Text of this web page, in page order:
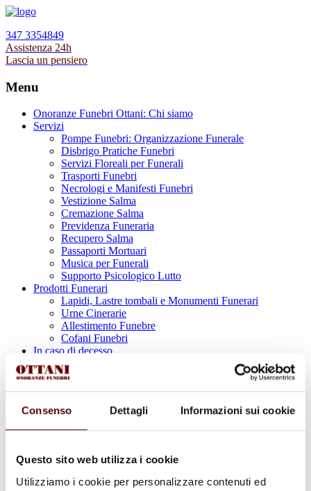
Consenso Dettagli Informazioni sui cookie
Questo sito web utilizza i cookie
Utilizziamo i cookie per personalizzare contenuti ed
347 3354849
Assistenza 24h
Lascia un pensiero
Menu
Onoranze Funebri Ottani: Chi siamo
Servizi
Pompe Funebri: Organizzazione Funerale
Disbrigo Pratiche Funebri
Servizi Floreali per Funerali
Trasporti Funebri
Necrologi e Manifesti Funebri
Vestizione Salma
Cremazione Salma
Previdenza Funeraria
Recupero Salma
Passaporti Mortuari
Musica per Funerali
Supporto Psicologico Lutto
Prodotti Funerari
Lapidi, Lastre tombali e Monumenti Funerari
Urne Cinerarie
Allestimento Funebre
Cofani Funebri
In caso di decesso
Necrologi
News
Sedi Onoranze Funebri Ottani